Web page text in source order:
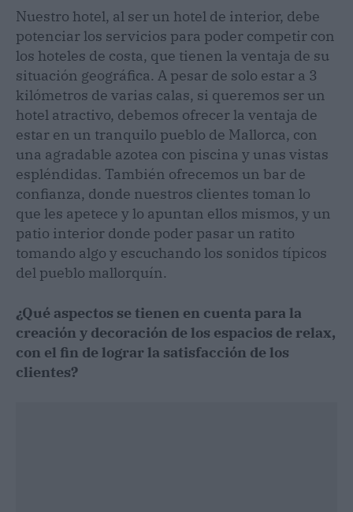
Nuestro hotel, al ser un hotel de interior, debe
potenciar los servicios para poder competir con
los hoteles de costa, que tienen la ventaja de su
situación geográfica. A pesar de solo estar a 3
kilómetros de varias calas, si queremos ser un
hotel atractivo, debemos ofrecer la ventaja de
estar en un tranquilo pueblo de Mallorca, con
una agradable azotea con piscina y unas vistas
espléndidas. También ofrecemos un bar de
confianza, donde nuestros clientes toman lo
que les apetece y lo apuntan ellos mismos, y un
patio interior donde poder pasar un ratito
tomando algo y escuchando los sonidos típicos
del pueblo mallorquín.
¿Qué aspectos se tienen en cuenta para la
creación y decoración de los espacios de relax,
con el fin de lograr la satisfacción de los
clientes?